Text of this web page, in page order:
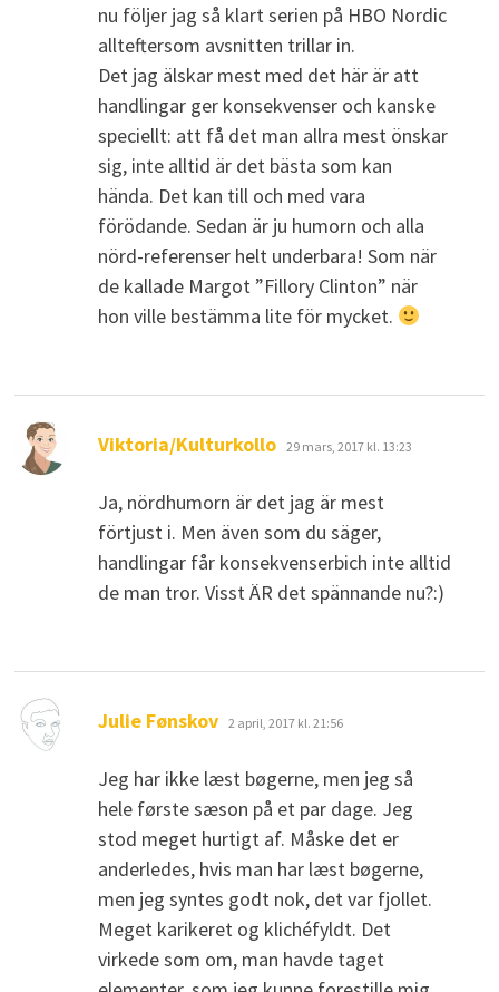
nu följer jag så klart serien på HBO Nordic
allteftersom avsnitten trillar in.
Det jag älskar mest med det här är att
handlingar ger konsekvenser och kanske
speciellt: att få det man allra mest önskar
sig, inte alltid är det bästa som kan
hända. Det kan till och med vara
förödande. Sedan är ju humorn och alla
nörd-referenser helt underbara! Som när
de kallade Margot ”Fillory Clinton” när
hon ville bestämma lite för mycket.
Viktoria/Kulturkollo skriver:
29 mars, 2017 kl. 13:23
Ja, nördhumorn är det jag är mest
förtjust i. Men även som du säger,
handlingar får konsekvenserbich inte alltid
de man tror. Visst ÄR det spännande nu?:)
Julie Fønskov skriver:
2 april, 2017 kl. 21:56
Jeg har ikke læst bøgerne, men jeg så
hele første sæson på et par dage. Jeg
stod meget hurtigt af. Måske det er
anderledes, hvis man har læst bøgerne,
men jeg syntes godt nok, det var fjollet.
Meget karikeret og klichéfyldt. Det
virkede som om, man havde taget